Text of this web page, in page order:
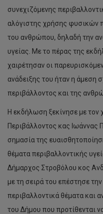
συνεχιζόμενης
αλόγιστης χρήσης φυσικών
του ανθρώπου, δηλαδή την
υγείας. Με το πέρας της
χαιρέτησαν οι
ανάδειξης του ήταν η άμεση
περιβάλλοντος και της
Η εκδήλωση ξεκίνησε με τον
Περιβάλλοντος κας Ιωάννας
σημασία της
θέματα περιβαλλοντικής
Δήμαρχος Στροβόλου κος
με τη σειρά του επέστησε
περιβαλλοντικά θέματα και
του Δήμου που προτίθενται